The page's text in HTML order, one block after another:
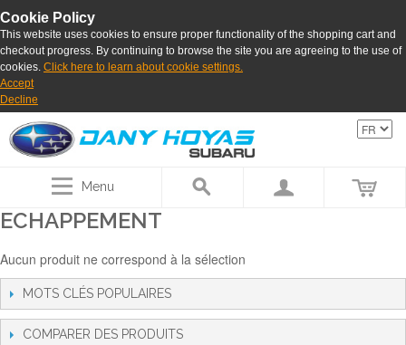
Cookie Policy
This website uses cookies to ensure proper functionality of the shopping cart and
checkout progress. By continuing to browse the site you are agreeing to the use of
cookies. Click here to learn about cookie settings.
Accept
Decline
Menu
ECHAPPEMENT
Aucun produit ne correspond à la sélection
MOTS CLÉS POPULAIRES
COMPARER DES PRODUITS